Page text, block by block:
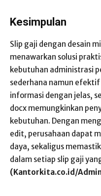
Kesimpulan
Slip gaji dengan desain
menawarkan solusi
kebutuhan administrasi
sederhana namun
informasi dengan jelas,
docx memungkinkan
kebutuhan. Dengan
edit, perusahaan dapat
daya, sekaligus
dalam setiap slip gaji
(Kantorkita.co.id/